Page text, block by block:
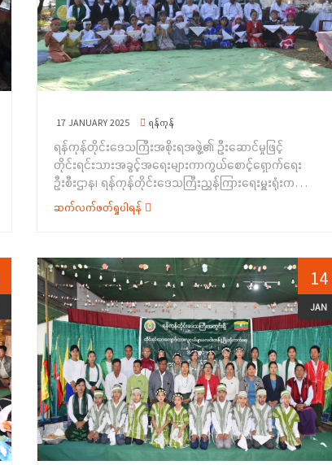
အမျိုးသမီးရေးရာ၊ မသန်စွမ်းရေးရာ၊ ကလေး သူငယ်ရေးရာ
နှင့်လူမှုရေးပင်စင်စသည့် လူမှုဝန်ဆောင်မှုဆိုင်ရာများကို
လည်းကောင်း၊ တိုင်းရင်းသားအခွင့်အရေးများကာကွယ်
စောင့်ရှောက်ရေးဦးစီးဌာန၊ ဧရာဝတီတိုင်းဒေသကြီး၊ ညွှန်
ကြားရေးမှူးရုံးမှ ညွှန်ကြားရေးမှူး ဒေါ်စန်းက တိုင်းရင်းသား
များ၊ ကလေးအလုပ်သမားနှင့်သက်ဆိုင်သည့် ဥပဒေပြဋ္ဌာန်း
ရေး၊ လူငယ်များ ဗလငါးတန်ဖွံ့ဖြိုးရေးနှင့် နိုင်ငံသားများ၏
အခွင့်အရေးနှင့်တာဝန်များ၊ အမုန်းစကားနှင့် လူမျိုးပြုန်းစေ
မှု တားဆီးရေးဆိုင်ရာအကြောင်းအရာများကိုလည်းကောင်း
အသိပညာပေးရှင်းလင်းပြောကြားခဲ့ ပါသည်။
ညွှန်ကြားရေးမှူးရုံးမှ လက်ထောက်ညွှန်ကြားရေးမှူး ဦးမြင့်
မောင်မောင်က တိုင်းရင်းသားလူမျိုးများ၏ အခွင့်အရေးကာ
ကွယ်စောင့်ရှောက်သည့် ဥပဒေ၊ နည်းဥပဒေများကို
လည်းကောင်း၊ စိုက်ပျိုးရေးဦးစီးဌာန၊ ဇလွန်မြို့နယ်၊ ဦးစီးမှူး
ဦးနိုင်ကျော်စိုးက မျိုး၊ မြေ၊ ရေ၊ နည်းများ မှန်ကန်စွာ စိုက်ပျိုး
ထုတ်လုပ်နိုင်ရန်၊ မျိုးစပါးများ ရွေးချယ်စိုက်ပျိုးနိုင်ရန်၊
ပိုက်ဆံလျှော်ကဲ့သို့ သဘာဝမြေဩဇာများအသုံးပြုနိုင်ရေးနှင့်
သဘာဝ ပိုးသတ်ဆေး ပြုလုပ်နည်းများစသည့် စိုက်ပျိုးရေး
ဆိုင်ရာ သိမှတ်ဖွယ်ရာများကိုလည်းကောင်း၊ မွေးမြူရေးနှင့်
ကုသရေးဦးစီးဌာန ဇလွန်မြို့နယ်၊ ဦးစီးမှူး ဒေါက်တာလေးမွန်
ကြည်က ကောင်းမွန်သော မွေးမြူရေး ကျင့်စဉ်များ
အကြောင်း၊ ဇီဝလုံခြုံမှုနှင့် ရောဂါကာကွယ်ကုသနည်းများ၊
17 JANUARY 2025 ရန်ကုန်
ရန်ကုန်တိုင်းဒေသကြီးအစိုးရအဖွဲ့၏ ဦးဆောင်မှုဖြင့်
တိုင်းရင်းသားအခွင့်အရေးများကာကွယ်စောင့်ရှောက်ရေး
ဦးစီးဌာန၊ ရန်ကုန်တိုင်းဒေသကြီးညွှန်ကြားရေးမှူးရုံးကကြီး
မှူး၍ ရန်ကုန်တိုင်းဒေသကြီးအတွင်းရှိ တိုင်းရင်းသား
ကျောင်းသားလူငယ်များ ဗလငါးတန်ဖွံ့ဖြိုးတိုးတက်ရေး
(၁၂-၁-၂၀၂၅) ရက်နေ့၊ နံနက် (၇:၀၀) နာရီ အချိန်တွင်
ရန်ကုန်တိုင်းဒေသကြီး၊ မှော်ဘီမြို့နယ်၊ သဲကုန်ကျေးရွာ
(အောက်) ၊ မူလတန်းကျောင်း၌ ကျင်းပပြုလုပ်ခဲ့ပါသည်။
အခမ်းအနားတွင် တိုင်းရင်းသားအခွင့်အရေးများကာကွယ်
စောင့်ရှောက်ရေးဦးစီးဌာန၊ ရန်ကုန်တိုင်းဒေသကြီး၊ ညွှန်ကြား
ရေးမှူးရုံးမှ&nbsp; ညွှန်ကြားရေးမှူး ဒေါ်ဖြူဖြူဝင်းက
တိုင်းရင်းသားလူမျိုးများရေးရာဝန်ကြီးဌာနအကြောင်းမိတ်
ဆက်ပြောကြားခြင်း၊ အခမ်းအနားကျင်းပရသည့်
ရည်ရွယ်ချက်များ၊&nbsp; တိုင်းရင်းသားလူမျိုးများ၏
အခွင့်အရေးကာကွယ်စောင့်ရှောက်သည့်ဥပဒေ၊ နည်းဥပဒေ
များအကြောင်း၊ တိုင်းရင်းသားအချင်းချင်း အမုန်းစကားနှင့်
အကြမ်းဖက်မှုဖြစ်စေရန် လှုံ့ဆော်မှုကို တားဆီးရေးဆိုင်ရာ သိ
ဆက်လက်ဖတ်ရှုပါရန်
14
JAN